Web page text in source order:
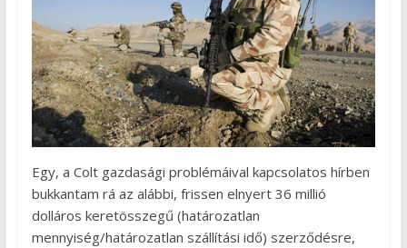
Egy, a Colt gazdasági problémáival kapcsolatos hírben
bukkantam rá az alábbi, frissen elnyert 36 millió
dolláros keretösszegű (határozatlan
mennyiség/határozatlan szállítási idő) szerződésre,